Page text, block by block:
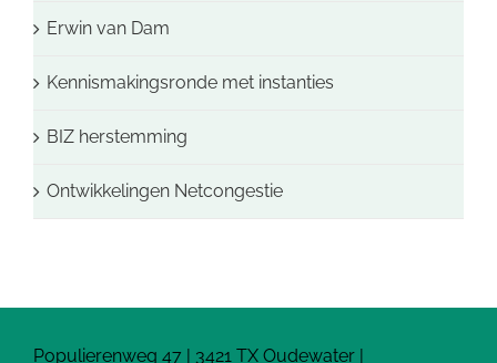
Erwin van Dam
Kennismakingsronde met instanties
BIZ herstemming
Ontwikkelingen Netcongestie
Populierenweg 47 | 3421 TX Oudewater |